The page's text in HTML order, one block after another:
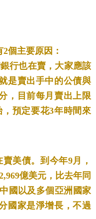
個主要原因：
行也在賣，大家應該
是賣出手中的公債與
，目前每月賣出上限
，預定要花3年時間來
美債。到今年9月，
億美元，比去年同
國以及多個亞洲國家
國家是淨增長，不過